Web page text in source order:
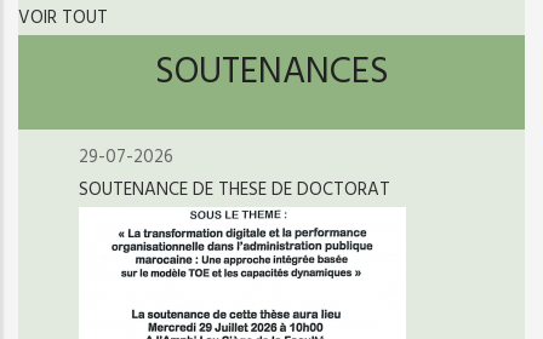
VOIR TOUT
SOUTENANCES
29-07-2026
SOUTENANCE DE THESE DE DOCTORAT